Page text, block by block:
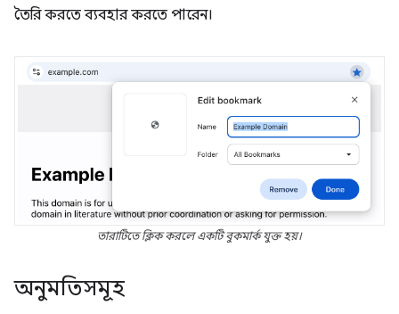
তৈরি করতে ব্যবহার করতে পারেন।
তারাটিতে ক্লিক করলে একটি বুকমার্ক যুক্ত হয়।
অনুমতিসমূহ